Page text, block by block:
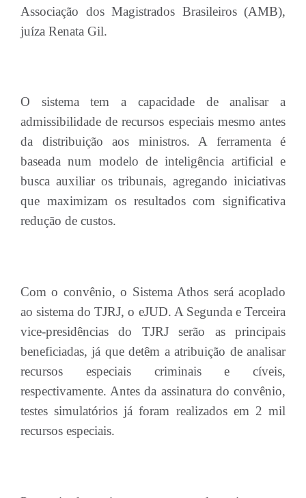
Associação dos Magistrados Brasileiros (AMB),
juíza Renata Gil.
O sistema tem a capacidade de analisar a
admissibilidade de recursos especiais mesmo antes
da distribuição aos ministros. A ferramenta é
baseada num modelo de inteligência artificial e
busca auxiliar os tribunais, agregando iniciativas
que maximizam os resultados com significativa
redução de custos.
Com o convênio, o Sistema Athos será acoplado
ao sistema do TJRJ, o eJUD. A Segunda e Terceira
vice-presidências do TJRJ serão as principais
beneficiadas, já que detêm a atribuição de analisar
recursos especiais criminais e cíveis,
respectivamente. Antes da assinatura do convênio,
testes simulatórios já foram realizados em 2 mil
recursos especiais.